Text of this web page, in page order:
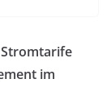
Stromtarife
im